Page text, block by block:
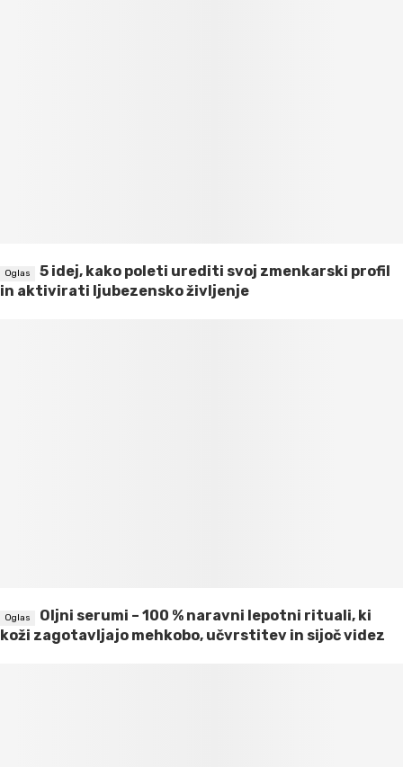
5 idej, kako poleti urediti svoj zmenkarski profil
in aktivirati ljubezensko življenje
Oljni serumi – 100 % naravni lepotni rituali, ki
koži zagotavljajo mehkobo, učvrstitev in sijoč videz